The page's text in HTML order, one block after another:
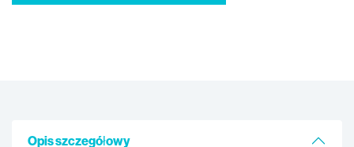
Opis szczegółowy